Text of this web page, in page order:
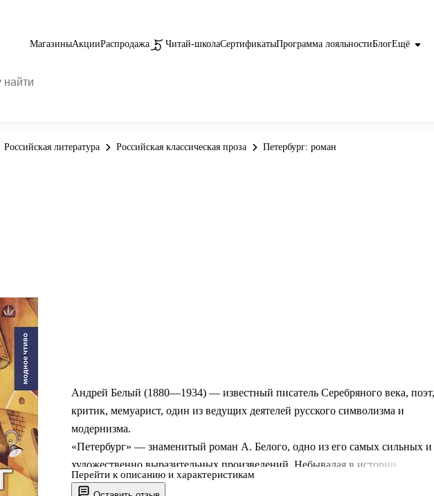
МагазиныАкцииРаспродажа Читай-школаСертификатыПрограмма лояльностиБлогЕщё
Российская литература Российская классическая проза Петербург: роман
Андрей Белый (1880—1934) — известный писатель Серебряного века, поэт,
критик, мемуарист, один из ведущих деятелей русского символизма и
модернизма.
«Петербург» — знаменитый роман А. Белого, одно из его самых сильных и
художественно выразительных произведений. Небывалая в истории
литературы запись абсурда, в которой упразднён здравый смысл, ослаблены
Перейти к описанию и характеристикам